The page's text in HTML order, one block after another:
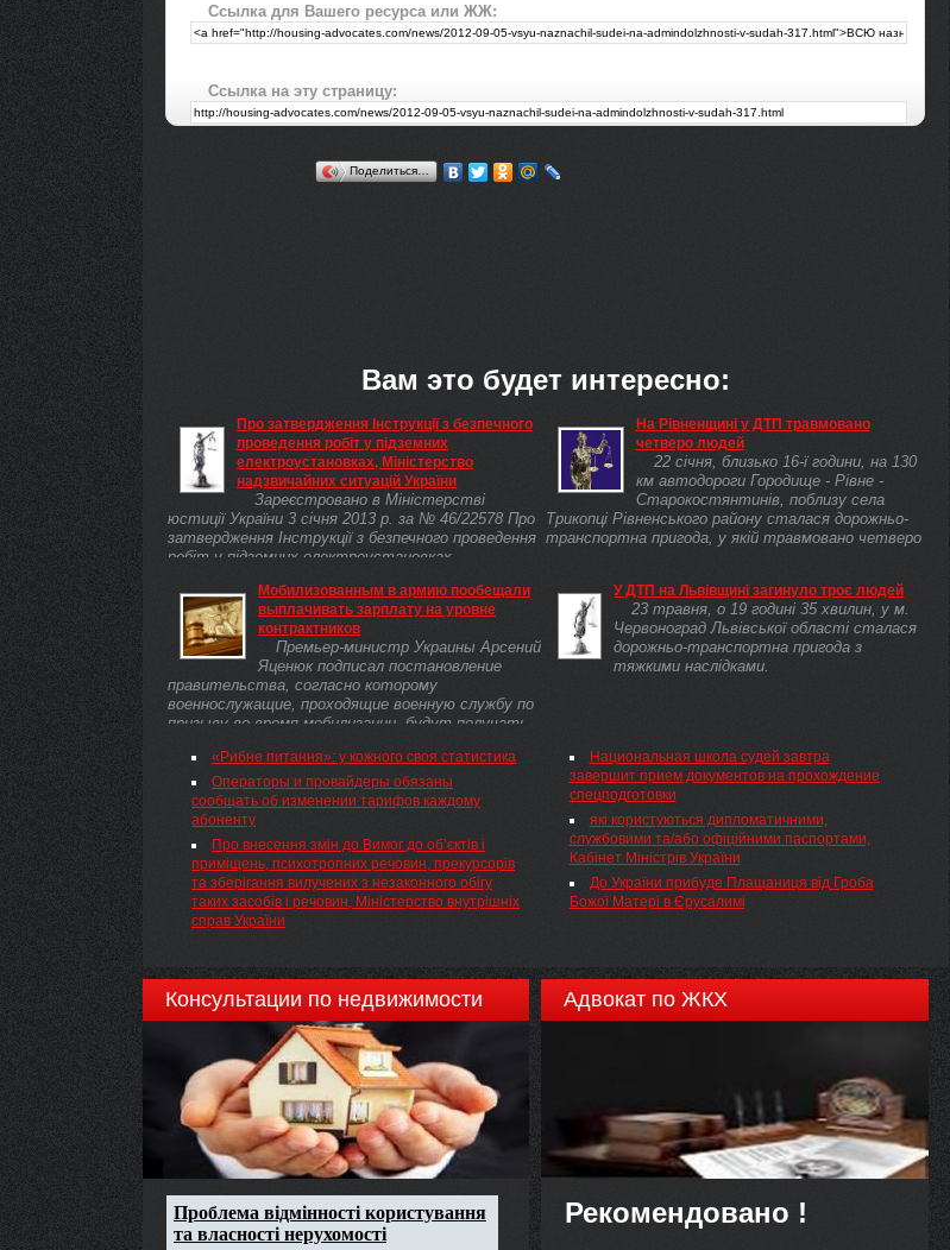
Ссылка для Вашего ресурса или ЖЖ:
Ссылка на эту страницу:
Поделиться…
Вам это будет интересно:
Про затвердження Інструкції з безпечного
проведення робіт у підземних
електроустановках, Міністерство
надзвичайних ситуацій України
Зареєстровано в Міністерстві
юстиції України 3 січня 2013 р. за № 46/22578 Про
затвердження Інструкції з безпечного проведення
робіт у підземних електроустановках
Мобилизованным в армию пообещали
выплачивать зарплату на уровне
контрактников
Премьер-министр Украины Арсений
Яценюк подписал постановление
правительства, согласно которому
военнослужащие, проходящие военную службу по
призыву во время мобилизации, будут получать
«Рибне питання»: у кожного своя статистика
Операторы и провайдеры обязаны
сообщать об изменении тарифов каждому
абоненту
Про внесення змін до Вимог до об’єктів і
приміщень, психотропних речовин, прекурсорів
та зберігання вилучених з незаконного обігу
таких засобів і речовин, Міністерство внутрішніх
справ України
На Рівненщині у ДТП травмовано
четверо людей
22 січня, близько 16-ї години, на 130
км автодороги Городище - Рівне -
Старокостянтинів, поблизу села
Трикопці Рівненського району сталася дорожньо-
транспортна пригода, у якій травмовано четверо
У ДТП на Львівщині загинуло троє людей
23 травня, о 19 годині 35 хвилин, у м.
Червоноград Львівської області сталася
дорожньо-транспортна пригода з
тяжкими наслідками.
Национальная школа судей завтра
завершит прием документов на прохождение
спецподготовки
які користуються дипломатичними,
службовими та/або офіційними паспортами,
Кабінет Міністрів України
До України прибуде Плащаниця від Гроба
Божої Матері в Єрусалимі
Консультации по недвижимости Адвокат по ЖКХ
Рекомендовано !